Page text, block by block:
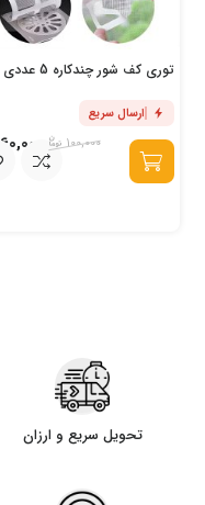
توری کف شور چندکاره 5 عددی
ارسال سریع
100,000
60,000
تحویل سریع و ارزان